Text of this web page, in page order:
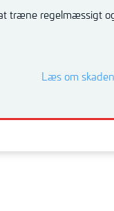
træne regelmæssigt
Læs om skaden